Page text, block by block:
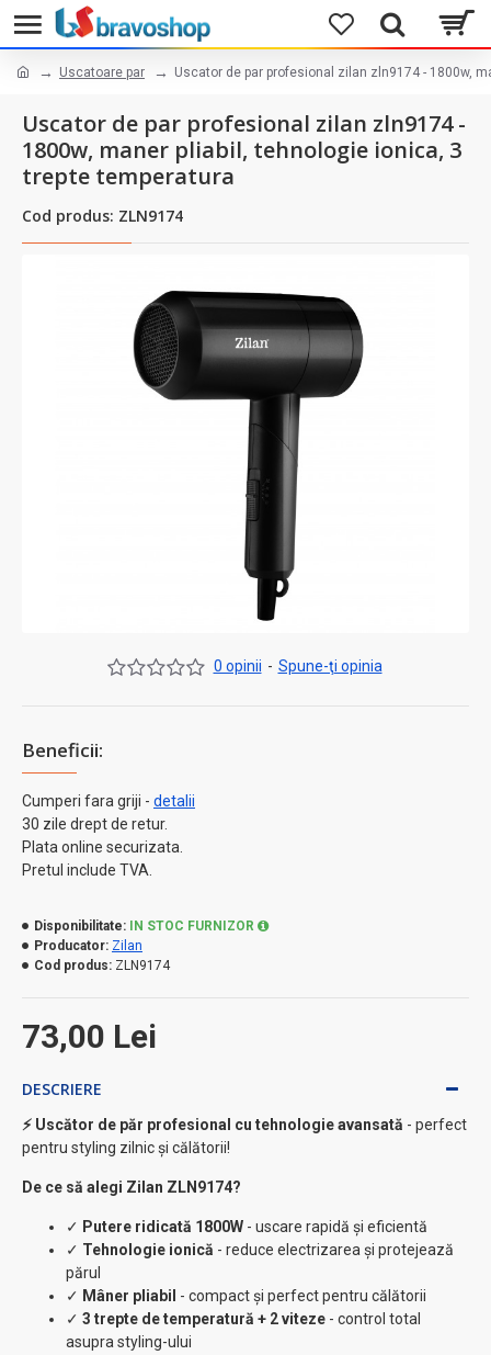
Uscatoare par Uscator de par profesional zilan zln9174 - 1800w,
Uscator de par profesional zilan zln9174 -
1800w, maner pliabil, tehnologie ionica, 3
trepte temperatura
Cod produs: ZLN9174
Beneficii:
Cumperi fara griji - detalii
30 zile drept de retur.
Plata online securizata.
Pretul include TVA.
0 opinii - Spune-ţi opinia
73,00 Lei
Disponibilitate:
IN STOC FURNIZOR
Producator: Zilan
Cod produs: ZLN9174
DESCRIERE
⚡ Uscător de păr profesional cu tehnologie avansată - perfect
pentru styling zilnic și călătorii!
De ce să alegi Zilan ZLN9174?
✓ Putere ridicată 1800W - uscare rapidă și eficientă
✓ Tehnologie ionică - reduce electrizarea și protejează
părul
✓ Mâner pliabil - compact și perfect pentru călătorii
✓ 3 trepte de temperatură + 2 viteze - control total
asupra styling-ului